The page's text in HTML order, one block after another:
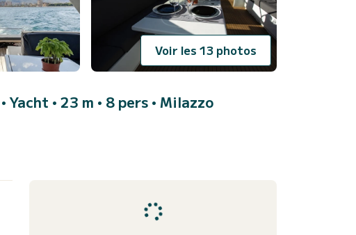
Voir les 13 photos
• Yacht • 23 m • 8 pers • Milazzo